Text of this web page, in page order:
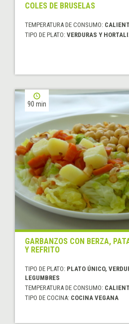
COLES DE BRUSELAS
TEMPERATURA DE CONSUMO:
TIPO DE PLATO: VERDURAS Y
90 min
GARBANZOS CON BERZA,
Y REFRITO
TIPO DE PLATO: PLATO ÚNICO,
LEGUMBRES
TEMPERATURA DE CONSUMO:
TIPO DE COCINA: COCINA VEGANA